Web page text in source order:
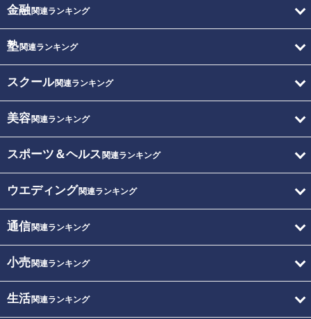
金融関連ランキング
塾関連ランキング
スクール関連ランキング
美容関連ランキング
スポーツ＆ヘルス 関連ランキング
ウエディング関連ランキング
通信関連ランキング
小売関連ランキング
生活関連ランキング